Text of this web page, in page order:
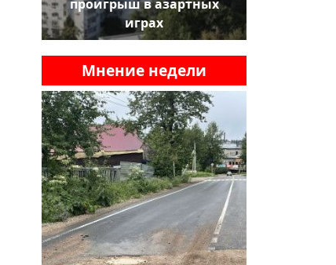
проигрыш в азартных
играх
Мнение недели